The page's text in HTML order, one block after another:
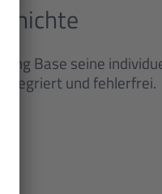
Base seine
und fehlerfrei.